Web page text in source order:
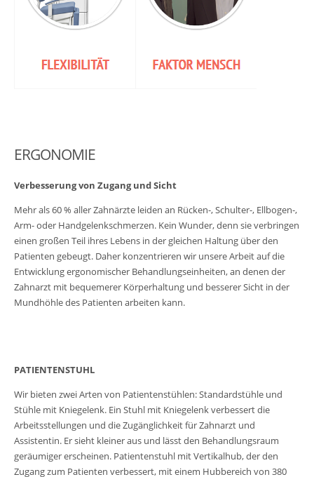
ERGONOMIE
Verbesserung von Zugang und Sicht
Mehr als 60 % aller Zahnärzte leiden an Rücken-, Schulter-, Ellbogen-,
Arm- oder Handgelenkschmerzen. Kein Wunder, denn sie verbringen
einen großen Teil ihres Lebens in der gleichen Haltung über den
Patienten gebeugt. Daher konzentrieren wir unsere Arbeit auf die
Entwicklung ergonomischer Behandlungseinheiten, an denen der
Zahnarzt mit bequemerer Körperhaltung und besserer Sicht in der
Mundhöhle des Patienten arbeiten kann.
PATIENTENSTUHL
Wir bieten zwei Arten von Patientenstühlen: Standardstühle und
Stühle mit Kniegelenk. Ein Stuhl mit Kniegelenk verbessert die
Arbeitsstellungen und die Zugänglichkeit für Zahnarzt und
Assistentin. Er sieht kleiner aus und lässt den Behandlungsraum
geräumiger erscheinen. Patientenstuhl mit Vertikalhub, der den
Zugang zum Patienten verbessert, mit einem Hubbereich von 380